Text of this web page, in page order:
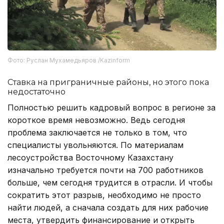
Фото: Руслан Мухамедьяров /Kazinform
Ставка на приграничные районы, но этого пока
недостаточно
Полностью решить кадровый вопрос в регионе за
короткое время невозможно. Ведь сегодня
проблема заключается не только в том, что
специалисты увольняются. По материалам
лесоустройства Восточному Казахстану
изначально требуется почти на 700 работников
больше, чем сегодня трудится в отрасли. И чтобы
сократить этот разрыв, необходимо не просто
найти людей, а сначала создать для них рабочие
места, утвердить финансирование и открыть